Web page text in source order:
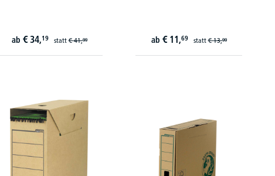
ab € 34,19 statt€ 41,99 ab € 11,69 statt€ 13,99